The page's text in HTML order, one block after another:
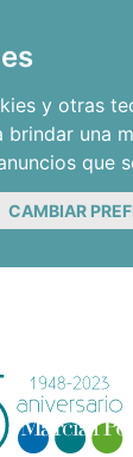
y otras
brindar una
que
CAMBIAR